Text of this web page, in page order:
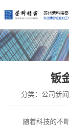
钣
分类：公司新闻
随着科技的不